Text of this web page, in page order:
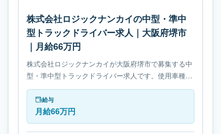
株式会社ロジックナンカイの中型・準中
型トラックドライバー求人｜大阪府堺市
｜月給66万円
株式会社ロジックナンカイが大阪府堺市で募集する中
型・準中型トラックドライバー求人です。使用車種は
中型トラックです。勤務時間は- 変形労働時間制で
す。必要免許は- 中型自動車免許です。
給与
月給66万円